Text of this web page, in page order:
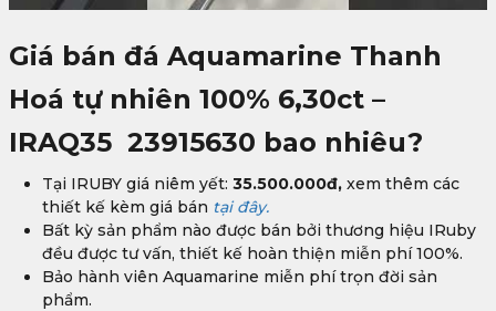
Giá bán đá Aquamarine Thanh
Hoá tự nhiên 100% 6,30ct –
IRAQ35 23915630 bao nhiêu?
Tại IRUBY giá niêm yết: 35.500.000đ, xem thêm các
thiết kế kèm giá bán tại đây.
Bất kỳ sản phẩm nào được bán bởi thương hiệu IRuby
đều được tư vấn, thiết kế hoàn thiện miễn phí 100%.
Bảo hành viên Aquamarine miễn phí trọn đời sản
phẩm.